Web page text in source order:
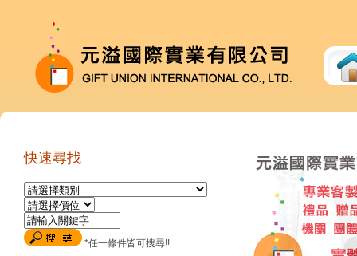
快速尋找
*任一條件皆可搜尋!!